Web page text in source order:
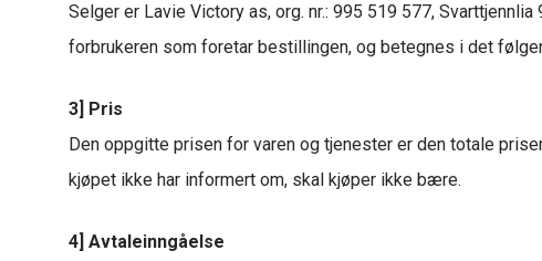
Selger er Lavie Victory as, org. nr.: 995 519 577,
forbrukeren som foretar bestillingen, og betegnes i det
3] Pris
Den oppgitte prisen for varen og tjenester er den totale
kjøpet ikke har informert om, skal kjøper ikke bære.
4] Avtaleinngåelse